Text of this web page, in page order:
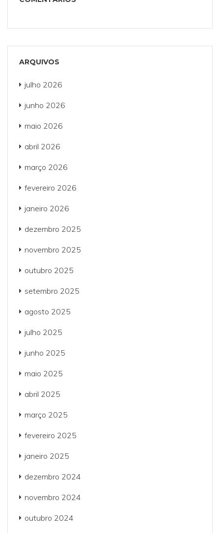
ARQUIVOS
julho 2026
junho 2026
maio 2026
abril 2026
março 2026
fevereiro 2026
janeiro 2026
dezembro 2025
novembro 2025
outubro 2025
setembro 2025
agosto 2025
julho 2025
junho 2025
maio 2025
abril 2025
março 2025
fevereiro 2025
janeiro 2025
dezembro 2024
novembro 2024
outubro 2024